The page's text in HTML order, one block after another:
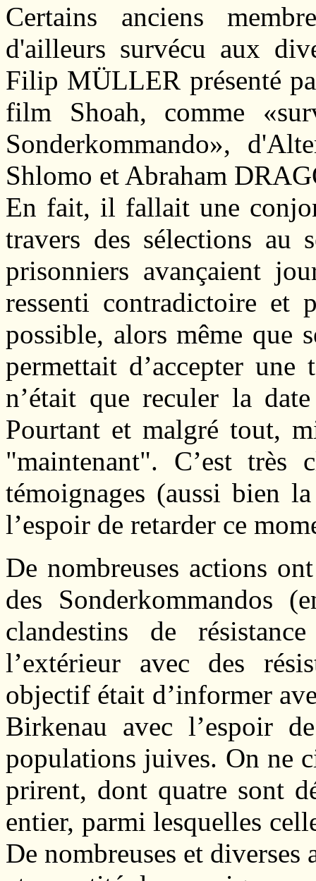
Certains anciens
d'ailleurs survécu aux
Filip MÜLLER présenté
film Shoah, comme
Sonderkommando»,
Shlomo et Abraham
En fait, il fallait une
travers des sélections au
prisonniers avançaient
ressenti contradictoire et
possible, alors même que
permettait d’accepter
n’était que reculer la
Pourtant et malgré tout,
"maintenant". C’est très
témoignages (aussi bien
l’espoir de retarder ce
De nombreuses actions
des Sonderkommandos
clandestins de
l’extérieur avec des
objectif était d’informer
Birkenau avec l’espoir
populations juives. On ne
prirent, dont quatre sont
entier, parmi lesquelles
De nombreuses et